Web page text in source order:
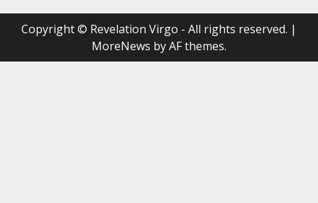
Copyright © Revelation Virgo - All rights reserved. |
MoreNews by AF themes.